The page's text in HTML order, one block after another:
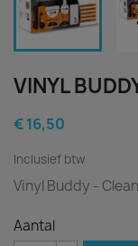
VINYL
€ 16,50
Inclusief btw
Vinyl Buddy -
Aantal